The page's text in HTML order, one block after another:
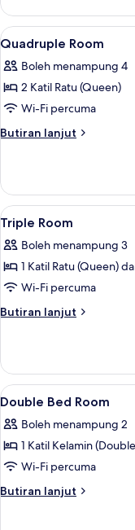
Room
Lihat
semua
foto
untuk
Quadruple
Room
5
Quadruple Room
Boleh menampung 4
2 Katil Ratu (Queen)
Wi-Fi percuma
Butiran lanjut
Butiran
Room
Lihat
semua
foto
untuk
Triple
Room
8
Triple Room
Boleh menampung 3
1 Katil Ratu (Queen)
Wi-Fi percuma
Butiran lanjut
Butiran
Room
Lihat
semua
foto
untuk
Double
Bed
10
Double Bed Room
Boleh menampung 2
1 Katil Kelamin
Wi-Fi percuma
Butiran lanjut
Butiran